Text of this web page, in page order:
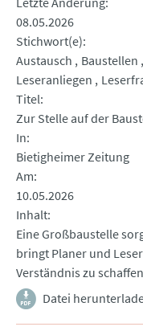
08.05.2026
Stichwort(e)
Austausch
Baustellen
Leseranliegen
Titel
Zur Stelle auf der
In
Bietigheimer Zeitung
Am
10.05.2026
Inhalt
Eine Großbaustelle
bringt Planer und
Verständnis zu
Datei